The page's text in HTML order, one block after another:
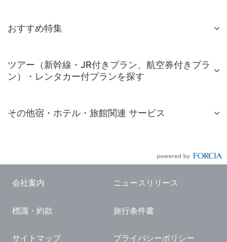
おすすめ特集
ツアー（新幹線・JR付きプラン、航空券付きプラ
ン）・レンタカー付プランを探す
その他宿・ホテル・旅館関連 サービス
国内観光ガイド
旅行・観光情報
会社案内 ニュースリリース
標識・約款 旅行条件書
サイトマップ プライバシーポリシー